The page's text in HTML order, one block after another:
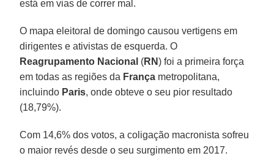
está em vias de correr mal.
O mapa eleitoral de domingo causou vertigens em
dirigentes e ativistas de esquerda. O
Reagrupamento Nacional (RN) foi a primeira força
em todas as regiões da França metropolitana,
incluindo Paris, onde obteve o seu pior resultado
(18,79%).
Com 14,6% dos votos, a coligação macronista sofreu
o maior revés desde o seu surgimento em 2017.